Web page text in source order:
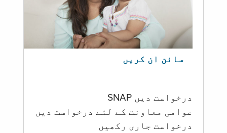
سائن ان کریں
درخواست دیں SNAP
عوامی معاونت کے لئے درخواست دیں
درخواست جاری رکھیں